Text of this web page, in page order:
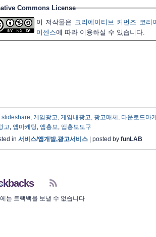
Commons License
이 저작물은 크리에이티브 커먼즈 코리
이센스에 따라 이용하실 수 있습니다.
slideshare, 게임광고, 게임내광고, 광고매체 , 다운로드마
고, 앱마케팅, 앱홍보, 앱홍보도구
in 서비스/앱개발,광고서비스| posted by funLAB
는 트랙백을 보낼 수 없습니다